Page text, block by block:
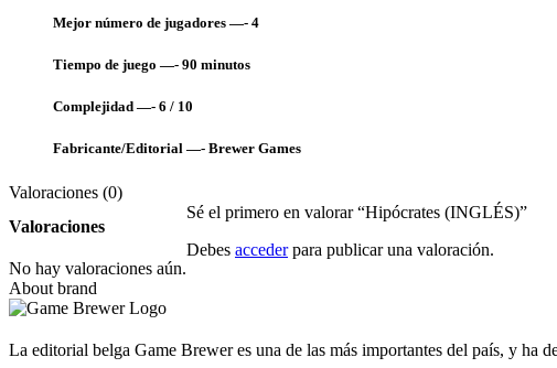
Mejor número de jugadores —- 4
Tiempo de juego —- 90 minutos
Complejidad —- 6 / 10
Fabricante/Editorial —- Brewer Games
Valoraciones (0)
Valoraciones
No hay valoraciones aún.
Sé el primero en valorar “Hipócrates (INGLÉS)”
Debes accederpara publicar una valoración.
About brand
La editorial belga Game Brewer es una de las más importantes del país, y ha